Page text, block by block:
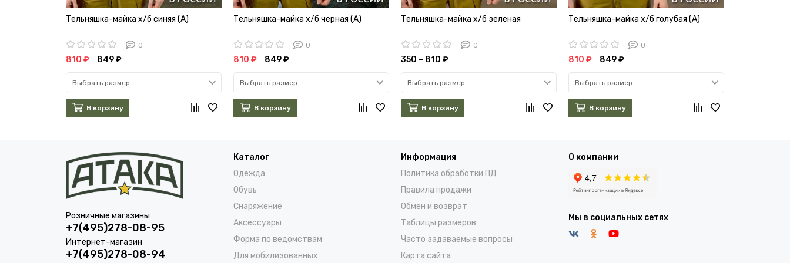
Тельняшка-майка х/б синяя (А)
0
810 ₽ 849 ₽
Выбрать размер
В корзину
Тельняшка-майка х/б черная (А)
0
810 ₽ 849 ₽
Выбрать размер
В корзину
Тельняшка-майка х/б зеленая
0
350 – 810 ₽
Выбрать размер
В корзину
Тельняшка-майка х/б голубая (А)
0
810 ₽ 849 ₽
Выбрать размер
В корзину
Розничные магазины
+7(495)278-08-95
Интернет-магазин
+7(495)278-08-94
Каталог
Одежда
Обувь
Снаряжение
Аксессуары
Форма по ведомствам
Для мобилизованных
Информация
Политика обработки ПД
Правила продажи
Обмен и возврат
Таблицы размеров
Часто задаваемые вопросы
Карта сайта
О компании
Мы в социальных сетях